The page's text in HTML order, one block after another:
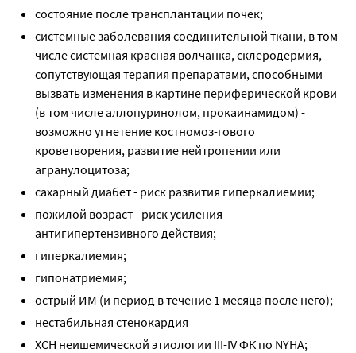
состояние после трансплантации почек;
системные заболевания соединительной ткани, в том
числе системная красная волчанка, склеродермия,
сопутствующая терапия препаратами, способными
вызвать изменения в картине периферической крови
(в том числе аллопуринолом, прокаинамидом) -
возможно угнетение костномоз-гового
кроветворения, развитие нейтропении или
агранулоцитоза;
сахарный диабет - риск развития гиперкалиемии;
пожилой возраст - риск усиления
антигипертензивного действия;
гиперкалиемия;
гипонатриемия;
острый ИМ (и период в течение 1 месяца после него);
нестабильная стенокардия
ХСН неишемической этиологии III-IV ФК по NYНА;